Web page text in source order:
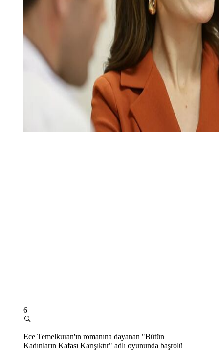
6
Ece Temelkuran'ın romanına dayanan "Bütün
Kadınların Kafası Karışıktır" adlı oyununda başrolü